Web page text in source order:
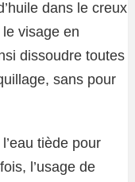
dans le creux
visage en
dissoudre toutes
sans pour
tiède pour
l’usage de